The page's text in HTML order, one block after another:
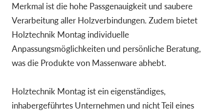
Merkmal ist die hohe Passgenauigkeit und saubere
Verarbeitung aller Holzverbindungen. Zudem bietet
Holztechnik Montag individuelle
Anpassungsmöglichkeiten und persönliche Beratung,
was die Produkte von Massenware abhebt.
Holztechnik Montag ist ein eigenständiges,
inhabergeführtes Unternehmen und nicht Teil eines